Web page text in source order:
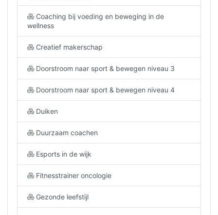
Coaching bij voeding en beweging in de
wellness
Creatief makerschap
Doorstroom naar sport & bewegen niveau 3
Doorstroom naar sport & bewegen niveau 4
Duiken
Duurzaam coachen
Esports in de wijk
Fitnesstrainer oncologie
Gezonde leefstijl